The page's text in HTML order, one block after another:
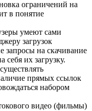
ограничений на
в понятие
умеют сами
загрузок
запросы на скачивание
себя их загрузку.
прямых ссылок
набором
видео (фильмы)